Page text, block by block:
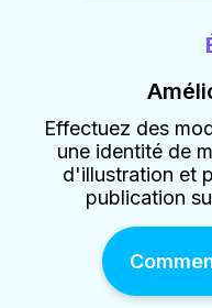
Effectuez des
une identité de
d'illustration et
publication